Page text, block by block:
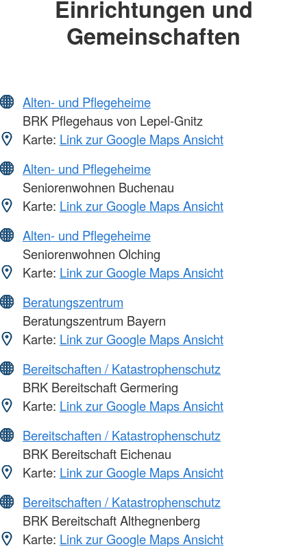
Einrichtungen und
Gemeinschaften
Alten- und Pflegeheime
BRK Pflegehaus von Lepel-Gnitz
Karte: Link zur Google Maps Ansicht
Alten- und Pflegeheime
Seniorenwohnen Buchenau
Karte: Link zur Google Maps Ansicht
Alten- und Pflegeheime
Seniorenwohnen Olching
Karte: Link zur Google Maps Ansicht
Beratungszentrum
Beratungszentrum Bayern
Karte: Link zur Google Maps Ansicht
Bereitschaften / Katastrophenschutz
BRK Bereitschaft Germering
Karte: Link zur Google Maps Ansicht
Bereitschaften / Katastrophenschutz
BRK Bereitschaft Eichenau
Karte: Link zur Google Maps Ansicht
Bereitschaften / Katastrophenschutz
BRK Bereitschaft Althegnenberg
Karte: Link zur Google Maps Ansicht